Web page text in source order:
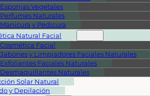
Esponjas Vegetales
Perfumes Naturales
Manicura y Pedicura
Natural Facial
Cosmética Facial
Jabones y Limpiadores Faciales Naturales
Exfoliantes Faciales Naturales
Desmaquillantes Naturales
Solar Natural
y Depilación